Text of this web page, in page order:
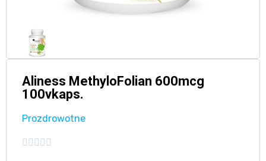
Aliness MethyloFolian 600mcg
100vkaps.
Prozdrowotne
    